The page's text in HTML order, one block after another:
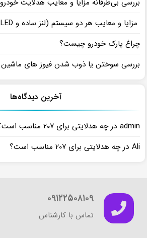
بررسی بی‌طرفانه مزایا و معایب هدلایت خودرو
مزایا و معایب هر دو سیستم (لنز ساده و Bi-LED)
چراغ پارک خودرو چیست؟
بررسی سوختن یا ذوب شدن فیوز های ماشین
آخرین دیدگاه‌ها
admin درچه هدلایتی برای ۲۰۷ مناسب است؟
Ali درچه هدلایتی برای ۲۰۷ مناسب است؟
۰۹۱۲۲۵۰۸۱۰۹
تماس با کارشناس